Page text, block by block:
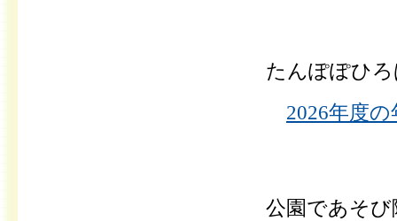
たんぽぽひ
2026年度
公園であそび